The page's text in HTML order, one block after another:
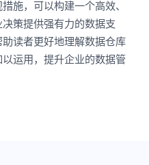
施，可以构建一个高效、
策提供强有力的数据支
读者更好地理解数据仓库
运用，提升企业的数据管